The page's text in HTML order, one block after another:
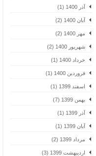
آذر 1400 (1)
آبان 1400 (2)
مهر 1400 (2)
شهریور 1400 (2)
خرداد 1400 (1)
فروردین 1400 (1)
اسفند 1399 (1)
بهمن 1399 (7)
آذر 1399 (1)
آبان 1399 (1)
مرداد 1399 (2)
اردیبهشت 1399 (3)